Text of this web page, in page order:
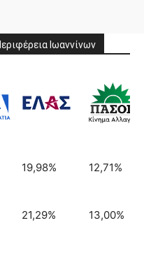
Ιωαννίνων
19,98% 12,71%
21,29% 13,00%